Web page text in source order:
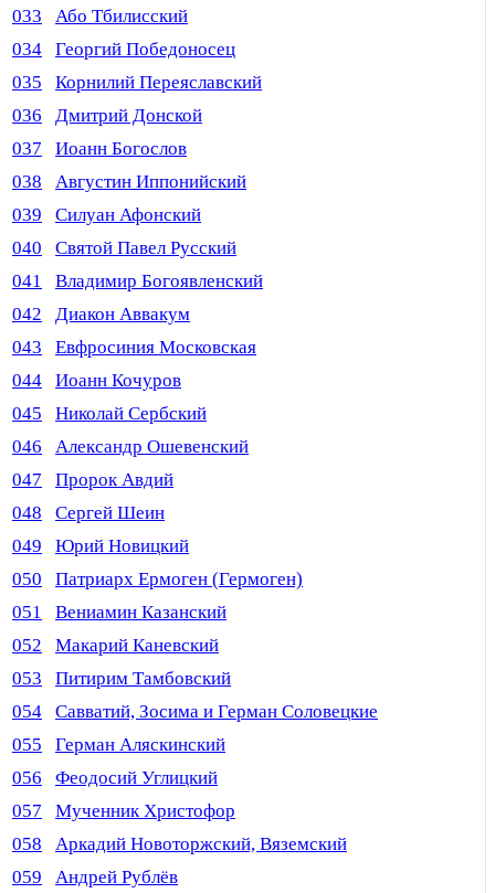
033
Або Тбилисский
034
Георгий Победоносец
035
Корнилий Переяславский
036
Дмитрий Донской
037
Иоанн Богослов
038
Августин Иппонийский
039
Силуан Афонский
040
Святой Павел Русский
041
Владимир Богоявленский
042
Диакон Аввакум
043
Евфросиния Московская
044
Иоанн Кочуров
045
Николай Сербский
046
Александр Ошевенский
047
Пророк Авдий
048
Сергей Шеин
049
Юрий Новицкий
050
Патриарх Ермоген (Гермоген)
051
Вениамин Казанский
052
Макарий Каневский
053
Питирим Тамбовский
054
Савватий, Зосима и Герман Соловецкие
055
Герман Аляскинский
056
Феодосий Углицкий
057
Мученник Христофор
058
Аркадий Новоторжский, Вяземский
059
Андрей Рублёв